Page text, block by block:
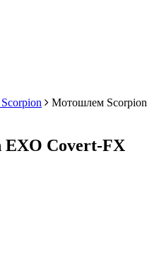
Мотошлем Scorpion
Covert-FX